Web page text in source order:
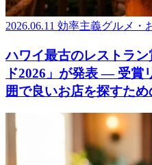
2026.06.11 効率主義グルメ・
ハワイ最古のレストラ
ド2026」が発表 ― 受賞
囲で良いお店を探すた